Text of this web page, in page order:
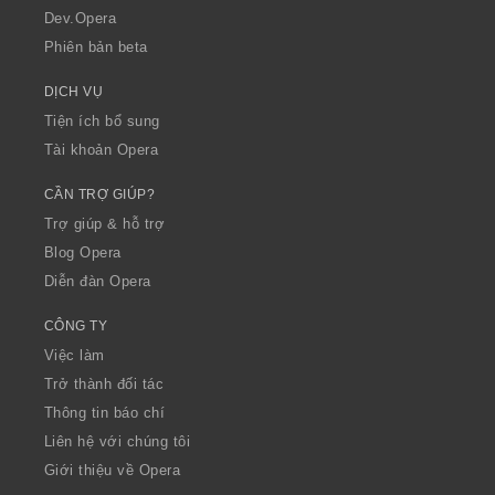
a
Dev.Opera
Phiên bản beta
DỊCH VỤ
Tiện ích bổ sung
Tài khoản Opera
CẦN TRỢ GIÚP?
Trợ giúp & hỗ trợ
Blog Opera
Diễn đàn Opera
CÔNG TY
Việc làm
Trở thành đối tác
Thông tin báo chí
Liên hệ với chúng tôi
Giới thiệu về Opera